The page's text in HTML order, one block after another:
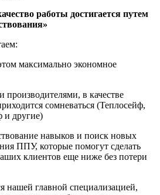
работы достигается путем
максимально экономное
производителями, в качестве
сомневаться (Теплосейф,
и другие)
навыков и поиск новых
ППУ, которые помогут сделать
клиентов еще ниже без потери
нашей главной специализацией,